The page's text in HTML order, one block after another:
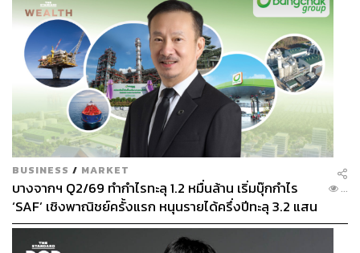
BUSINESS / MARKET
บางจากฯ Q2/69 ทำกำไรทะลุ 1.2 หมื่นล้าน เริ่มบุ๊กกำไร
‘SAF’ เชิงพาณิชย์ครั้งแรก หนุนรายได้ครึ่งปีทะลุ 3.2 แสน
ล้าน
...